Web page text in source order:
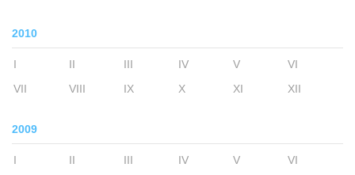
2010
I II III IV V
VI
VII
VIII IX X XI XII
2009
I II III IV V
VI